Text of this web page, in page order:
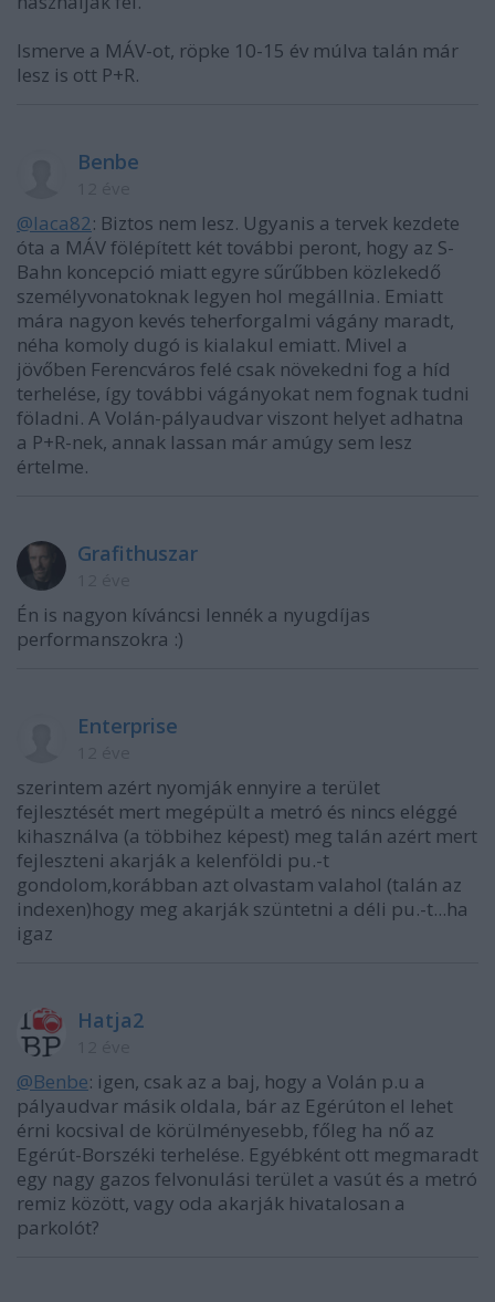
Ismerve a MÁV-ot, röpke 10-15 év múlva talán már
lesz is ott P+R.
Benbe
@laca82: Biztos nem lesz. Ugyanis a tervek kezdete
óta a MÁV fölépített két további peront, hogy az S-
Bahn koncepció miatt egyre sűrűbben közlekedő
személyvonatoknak legyen hol megállnia. Emiatt
mára nagyon kevés teherforgalmi vágány maradt,
néha komoly dugó is kialakul emiatt. Mivel a
jövőben Ferencváros felé csak növekedni fog a híd
terhelése, így további vágányokat nem fognak tudni
föladni. A Volán-pályaudvar viszont helyet adhatna
a P+R-nek, annak lassan már amúgy sem lesz
értelme.
Grafithuszar
Én is nagyon kíváncsi lennék a nyugdíjas
performanszokra :)
Enterprise
szerintem azért nyomják ennyire a terület
fejlesztését mert megépült a metró és nincs eléggé
kihasználva (a többihez képest) meg talán azért mert
fejleszteni akarják a kelenföldi pu.-t
gondolom,korábban azt olvastam valahol (talán az
indexen)hogy meg akarják szüntetni a déli pu.-t...ha
igaz
Hatja2
@Benbe: igen, csak az a baj, hogy a Volán p.u a
pályaudvar másik oldala, bár az Egérúton el lehet
érni kocsival de körülményesebb, főleg ha nő az
Egérút-Borszéki terhelése. Egyébként ott megmaradt
egy nagy gazos felvonulási terület a vasút és a metró
remiz között, vagy oda akarják hivatalosan a
parkolót?